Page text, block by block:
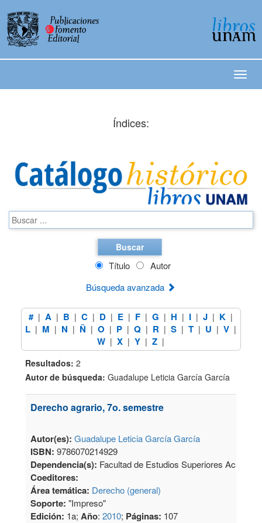
Índices:
Buscar
Título
Autor
Búsqueda avanzada
# | A | B | C | D | E | F | G | H | I | J | K |
L | M | N | Ñ | O | P | Q | R | S | T | U | V |
W | X | Y | Z |
Resultados: 2
Autor de búsqueda: Guadalupe Leticia García García
Derecho agrario, 7o. semestre
Autor(es): Guadalupe Leticia García García
ISBN: 9786070214929
Dependencia(s): Facultad de Estudios Superiores Acatlán
Coeditores:
Área temática: Derecho (general)
Soporte: "Impreso"
Edición: 1a; Año: 2010; Páginas: 107